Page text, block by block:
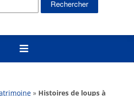
» Histoires de loups à